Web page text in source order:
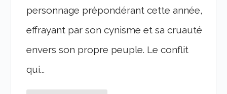
personnage prépondérant cette année,
effrayant par son cynisme et sa cruauté
envers son propre peuple. Le conflit
qui...